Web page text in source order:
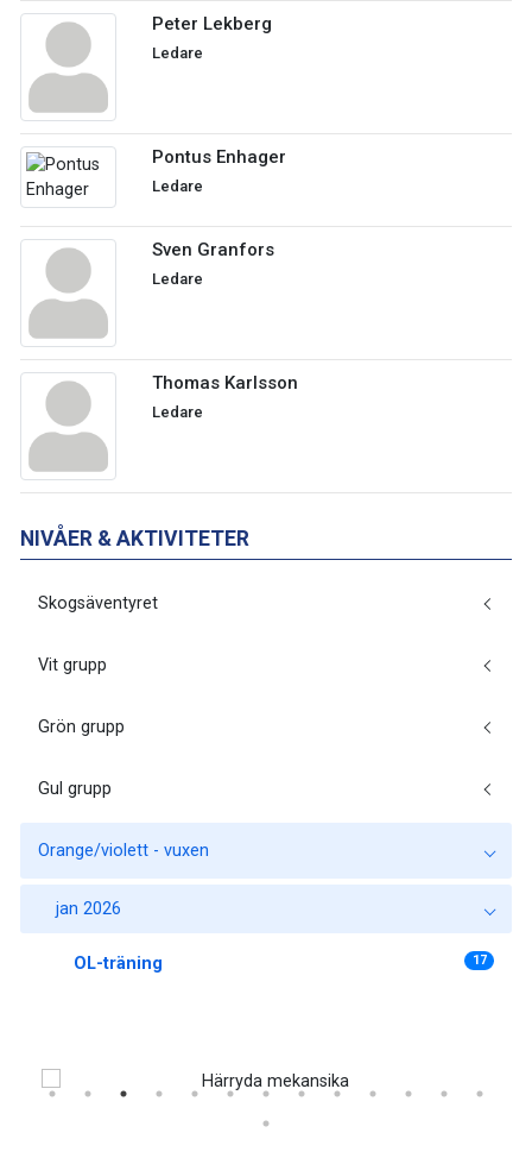
Peter Lekberg
Ledare
Pontus Enhager
Ledare
Sven Granfors
Ledare
Thomas Karlsson
Ledare
NIVÅER & AKTIVITETER
Skogsäventyret
Vit grupp
Grön grupp
Gul grupp
Orange/violett - vuxen
jan 2026
OL-träning 17